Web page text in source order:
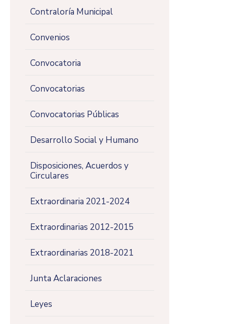
Contraloría Municipal
Convenios
Convocatoria
Convocatorias
Convocatorias Públicas
Desarrollo Social y Humano
Disposiciones, Acuerdos y
Circulares
Extraordinaria 2021-2024
Extraordinarias 2012-2015
Extraordinarias 2018-2021
Junta Aclaraciones
Leyes